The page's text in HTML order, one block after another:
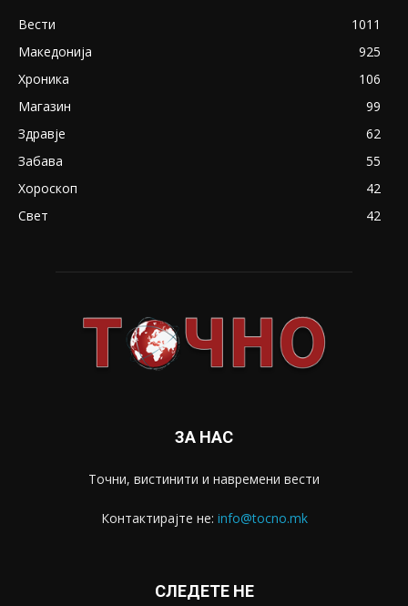
Вести
1011
Македонија
925
Хроника
106
Магазин
99
Здравје
62
Забава
55
Хороскоп
42
Свет
42
ЗА НАС
Точни, вистинити и навремени вести
Контактирајте не: info@tocno.mk
СЛЕДЕТЕ НЕ